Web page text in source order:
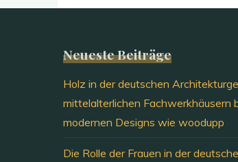
Neueste Beiträge
Holz in der deutschen
mittelalterlichen Fachwerkhäusern
modernen Designs wie woodupp
Die Rolle der Frauen in der